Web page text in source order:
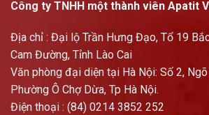
Công ty TNHH một thành viên Apatit
Địa chỉ : Đại lộ Trần Hưng Đạo, Tổ 19
Cam Đường, Tỉnh Lào Cai
Văn phòng đại diện tại Hà Nội: Số 2, Ngõ
Phường Ô Chợ Dừa, Tp Hà Nội.
Điện thoại : (84) 0214 3852 252